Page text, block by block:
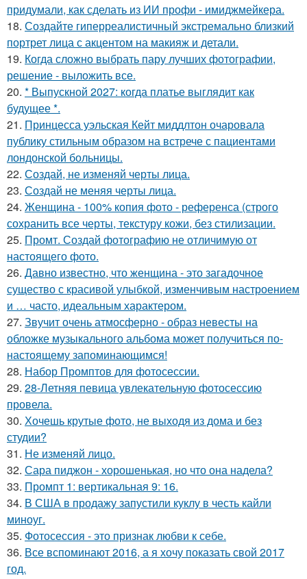
придумали, как сделать из ИИ профи - имиджмейкера.
18. Создайте гиперреалистичный экстремально близкий
портрет лица с акцентом на макияж и детали.
19. Когда сложно выбрать пару лучших фотографии,
решение - выложить все.
20. * Выпускной 2027: когда платье выглядит как
будущее *.
21. Принцесса уэльская Кейт миддлтон очаровала
публику стильным образом на встрече с пациентами
лондонской больницы.
22. Создай, не изменяй черты лица.
23. Создай не меняя черты лица.
24. Женщина - 100% копия фото - референса (строго
сохранить все черты, текстуру кожи, без стилизации.
25. Промт. Создай фотографию не отличимую от
настоящего фото.
26. Давно известно, что женщина - это загадочное
существо с красивой улыбкой, изменчивым настроением
и … часто, идеальным характером.
27. Звучит очень атмосферно - образ невесты на
обложке музыкального альбома может получиться по-
настоящему запоминающимся!
28. Набор Промптов для фотосессии.
29. 28-Летняя певица увлекательную фотосессию
провела.
30. Хочешь крутые фото, не выходя из дома и без
студии?
31. Не изменяй лицо.
32. Сара пиджон - хорошенькая, но что она надела?
33. Промпт 1: вертикальная 9: 16.
34. В США в продажу запустили куклу в честь кайли
миноуг.
35. Фотосессия - это признак любви к себе.
36. Все вспоминают 2016, а я хочу показать свой 2017
год.